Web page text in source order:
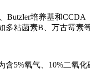
培养基和
粘菌素B、万古霉素
5%氧气、10%二氧